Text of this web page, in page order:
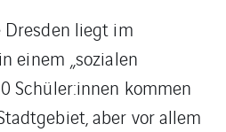
Dresden liegt im
einem „sozialen
Schüler:innen kommen
aber vor allem